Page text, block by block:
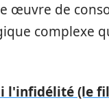
œuvre de
complexe
l'infidélité (le